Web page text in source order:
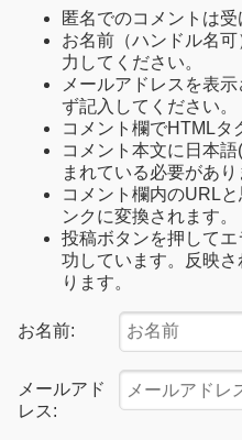
匿名でのコメントは受
お名前（ハンドル名
力してください。
メールアドレスを表
ず記入してください。
コメント欄でHTMLタ
コメント本文に日本
まれている必要があり
コメント欄内のURL
ンクに変換されます。
投稿ボタンを押して
功しています。反映
ります。
お名前:
メールアド
レス: